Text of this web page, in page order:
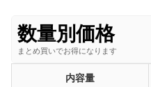
数量別価格
まとめ買いでお得になります
内容量